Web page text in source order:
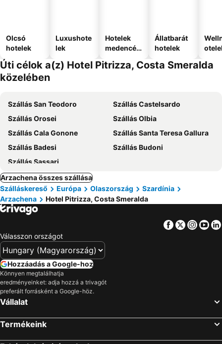
Olcsó
hotelek
Luxushote
lek
Hotelek
medencév
Állatbarát
hotelek
Úti célok a(z) Hotel Pitrizza, Costa Smeralda
közelében
Szállás San Teodoro
Szállás Castelsardo
Szállás Orosei
Szállás Olbia
Szállás Cala Gonone
Szállás Santa Teresa Gallura
Szállás Badesi
Szállás Budoni
Szállás Sassari
Arzachena összes szállása
Szálláskereső
Európa Olaszország
Szardínia
Arzachena
Hotel Pitrizza, Costa Smeralda
Facebook
Twitter
Válasszon országot
Hozzáadás a Google-hoz
Könnyen megtalálhatja
eredményeinket: adja hozzá a trivagót
preferált forrásként a Google-höz.
Vállalat
Termékeink